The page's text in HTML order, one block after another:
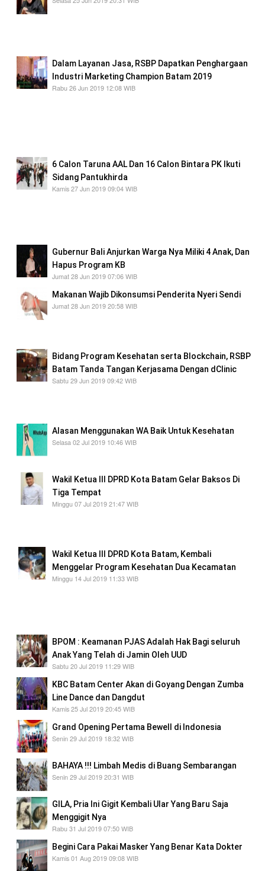
Dalam Layanan Jasa, RSBP Dapatkan Penghargaan
Industri Marketing Champion Batam 2019
Rabu 26 Jun 2019 12:08 WIB
6 Calon Taruna AAL Dan 16 Calon Bintara PK Ikuti
Sidang Pantukhirda
Kamis 27 Jun 2019 09:04 WIB
Gubernur Bali Anjurkan Warga Nya Miliki 4 Anak, Dan
Hapus Program KB
Jumat 28 Jun 2019 07:06 WIB
Makanan Wajib Dikonsumsi Penderita Nyeri Sendi
Jumat 28 Jun 2019 20:58 WIB
Bidang Program Kesehatan serta Blockchain, RSBP
Batam Tanda Tangan Kerjasama Dengan dClinic
Sabtu 29 Jun 2019 09:42 WIB
Alasan Menggunakan WA Baik Untuk Kesehatan
Selasa 02 Jul 2019 10:46 WIB
Wakil Ketua III DPRD Kota Batam Gelar Baksos Di
Tiga Tempat
Minggu 07 Jul 2019 21:47 WIB
Wakil Ketua III DPRD Kota Batam, Kembali
Menggelar Program Kesehatan Dua Kecamatan
Minggu 14 Jul 2019 11:33 WIB
BPOM : Keamanan PJAS Adalah Hak Bagi seluruh
Anak Yang Telah di Jamin Oleh UUD
Sabtu 20 Jul 2019 11:29 WIB
KBC Batam Center Akan di Goyang Dengan Zumba
Line Dance dan Dangdut
Kamis 25 Jul 2019 20:45 WIB
Grand Opening Pertama Bewell di Indonesia
Senin 29 Jul 2019 18:32 WIB
BAHAYA !!! Limbah Medis di Buang Sembarangan
Senin 29 Jul 2019 20:31 WIB
GILA, Pria Ini Gigit Kembali Ular Yang Baru Saja
Menggigit Nya
Rabu 31 Jul 2019 07:50 WIB
Begini Cara Pakai Masker Yang Benar Kata Dokter
Kamis 01 Aug 2019 09:08 WIB